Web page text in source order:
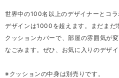
世界中の100名以上のデザイナーとコラ
デザインは1000を超えます。まだまだ
クッションカバーで、部屋の雰囲気が変
なごみます。ぜひ、お気に入りのデザ
※クッションの中身は別売りです。